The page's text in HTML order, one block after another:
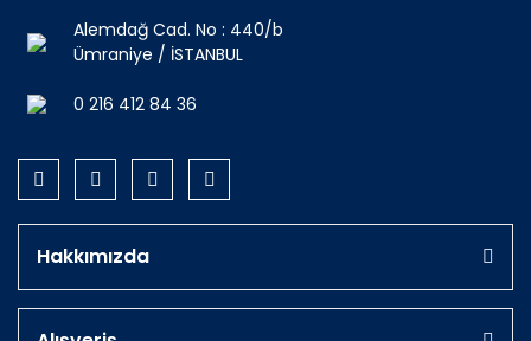
Alemdağ Cad. No : 440/b
Ümraniye / İSTANBUL
0 216 412 84 36
Hakkımızda